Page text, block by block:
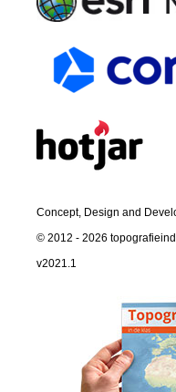
Concept, Design and
© 2012 - 2026
v2021.1